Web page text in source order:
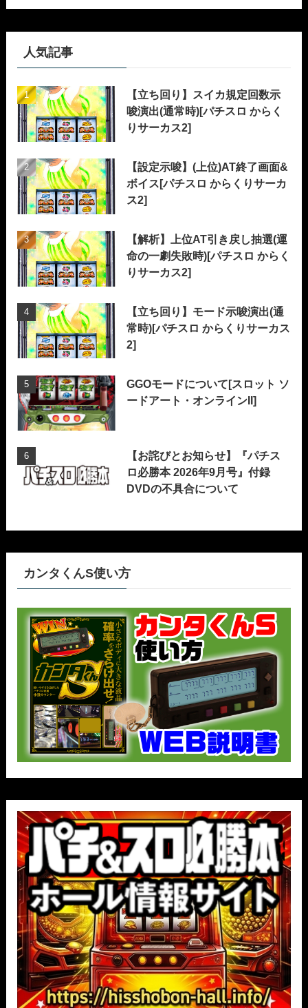
人気記事
【立ち回り】スイカ規定回数示
唆演出(通常時)[パチスロ からく
りサーカス2]
【設定示唆】(上位)AT終了画面&
ボイス[パチスロ からくりサーカ
ス2]
【解析】上位AT引き戻し抽選(運
命の一劇失敗時)[パチスロ からく
りサーカス2]
【立ち回り】モード示唆演出(通
常時)[パチスロ からくりサーカス
2]
GGOモードについて[スロット ソ
ードアート・オンラインII]
【お詫びとお知らせ】『パチス
ロ必勝本 2026年9月号』付録
DVDの不具合について
カンタくんS使い方